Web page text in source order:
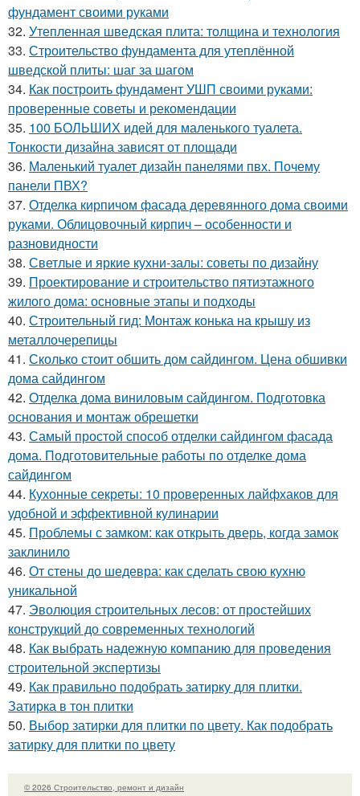
фундамент своими руками
32. Утепленная шведская плита: толщина и технология
33. Строительство фундамента для утеплённой
шведской плиты: шаг за шагом
34. Как построить фундамент УШП своими руками:
проверенные советы и рекомендации
35. 100 БОЛЬШИХ идей для маленького туалета.
Тонкости дизайна зависят от площади
36. Маленький туалет дизайн панелями пвх. Почему
панели ПВХ?
37. Отделка кирпичом фасада деревянного дома своими
руками. Облицовочный кирпич – особенности и
разновидности
38. Светлые и яркие кухни-залы: советы по дизайну
39. Проектирование и строительство пятиэтажного
жилого дома: основные этапы и подходы
40. Строительный гид: Монтаж конька на крышу из
металлочерепицы
41. Сколько стоит обшить дом сайдингом. Цена обшивки
дома сайдингом
42. Отделка дома виниловым сайдингом. Подготовка
основания и монтаж обрешетки
43. Самый простой способ отделки сайдингом фасада
дома. Подготовительные работы по отделке дома
сайдингом
44. Кухонные секреты: 10 проверенных лайфхаков для
удобной и эффективной кулинарии
45. Проблемы с замком: как открыть дверь, когда замок
заклинило
46. От стены до шедевра: как сделать свою кухню
уникальной
47. Эволюция строительных лесов: от простейших
конструкций до современных технологий
48. Как выбрать надежную компанию для проведения
строительной экспертизы
49. Как правильно подобрать затирку для плитки.
Затирка в тон плитки
50. Выбор затирки для плитки по цвету. Как подобрать
затирку для плитки по цвету
© 2026 Строительство, ремонт и дизайн